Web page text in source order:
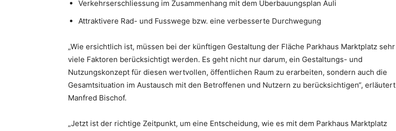
Verkehrserschliessung im Zusammenhang mit dem Überbauungsplan Äuli
Attraktivere Rad- und Fusswege bzw. eine verbesserte Durchwegung
„Wie ersichtlich ist, müssen bei der künftigen Gestaltung der Fläche Parkhaus Marktplatz sehr
viele Faktoren berücksichtigt werden. Es geht nicht nur darum, ein Gestaltungs- und
Nutzungskonzept für diesen wertvollen, öffentlichen Raum zu erarbeiten, sondern auch die
Gesamtsituation im Austausch mit den Betroffenen und Nutzern zu berücksichtigen“, erläutert
Manfred Bischof.
„Jetzt ist der richtige Zeitpunkt, um eine Entscheidung, wie es mit dem Parkhaus Marktplatz